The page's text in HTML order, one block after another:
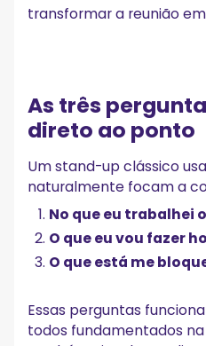
transformar a reunião
As três
direto ao ponto
Um stand-up clássico
naturalmente focam a
No que eu trabalhei
O que eu vou fazer
O que está me
Essas perguntas
todos fundamentados na